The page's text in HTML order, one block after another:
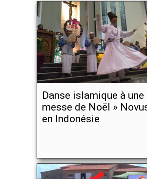
Danse islamique à une
messe de Noël »
en Indonésie